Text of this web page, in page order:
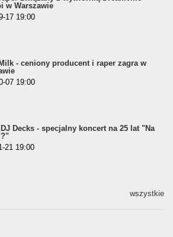
w Warszawie
17 19:00
- ceniony producent i raper zagra w
07 19:00
Decks - specjalny koncert na 25 lat "Na
21 19:00
wszystkie